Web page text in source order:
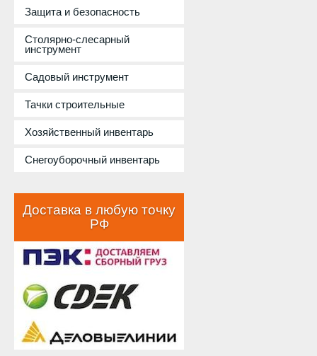
Защита и безопасность
Столярно-слесарный
инструмент
Садовый инструмент
Тачки строительные
Хозяйственный инвентарь
Снегоуборочный инвентарь
Доставка в любую точку
РФ